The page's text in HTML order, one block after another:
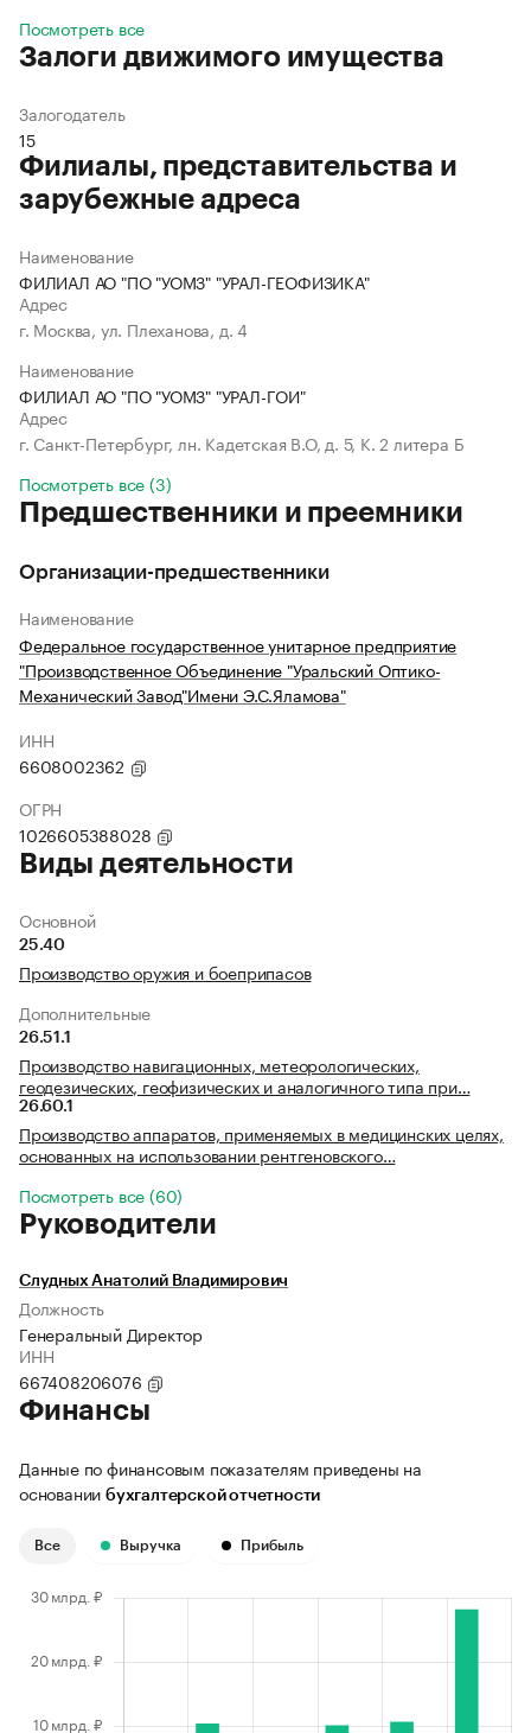
Посмотреть все
Залоги движимого имущества
Залогодатель
15
Филиалы, представительства и
зарубежные адреса
Наименование
ФИЛИАЛ АО "ПО "УОМЗ" "УРАЛ-ГЕОФИЗИКА"
Адрес
г. Москва, ул. Плеханова, д. 4
Наименование
ФИЛИАЛ АО "ПО "УОМЗ" "УРАЛ-ГОИ"
Адрес
г. Санкт-Петербург, лн. Кадетская В.О, д. 5, К. 2 литера Б
Посмотреть все (3)
Предшественники и преемники
Организации-предшественники
Наименование
Федеральное государственное унитарное предприятие
"Производственное Объединение "Уральский Оптико-
Механический Завод"Имени Э.С.Яламова"
ИНН
6608002362
ОГРН
1026605388028
Виды деятельности
Основной
25.40
Производство оружия и боеприпасов
Дополнительные
26.51.1
Производство навигационных, метеорологических,
геодезических, геофизических и аналогичного типа при…
26.60.1
Производство аппаратов, применяемых в медицинских целях,
основанных на использовании рентгеновского…
Посмотреть все (60)
Руководители
Слудных Анатолий Владимирович
Должность
Генеральный Директор
ИНН
667408206076
Финансы
Данные по финансовым показателям приведены на
основании бухгалтерской отчетности
Все Выручка Прибыль